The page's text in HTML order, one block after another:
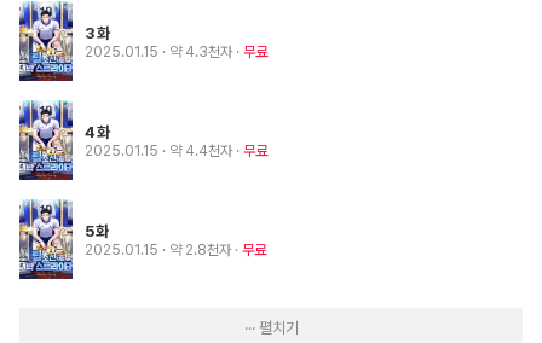
3화
2025.01.15 · 약 4.3천자 무료
4화
2025.01.15 · 약 4.4천자 무료
5화
2025.01.15 · 약 2.8천자 무료
··· 펼치기